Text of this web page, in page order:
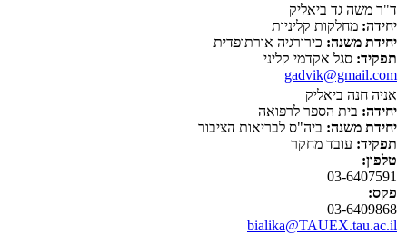
ד"ר משה גד ביאליק
יחידה: מחלקות קליניות
יחידת משנה: כירורגיה אורתופדית
תפקיד: סגל אקדמי קליני
gadvik@gmail.com
אניה חנה ביאליק
יחידה: בית הספר לרפואה
יחידת משנה: ביה"ס לבריאות הציבור
תפקיד: עובד מחקר
טלפון:
03-6407591
פקס:
03-6409868
bialika@TAUEX.tau.ac.il